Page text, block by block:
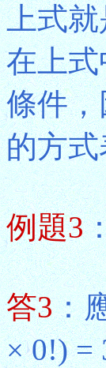
上式就
在上
條件
的方
例題3
答3：
× 0!) =